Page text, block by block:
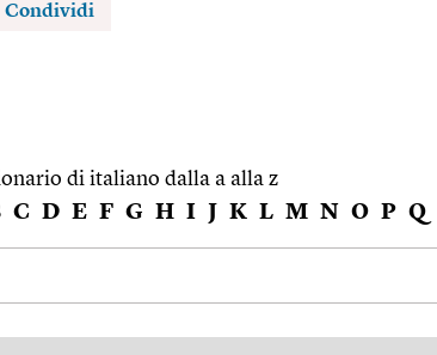
Condividi
di italiano dalla a alla z
C D E F G H I J K L M N O P Q